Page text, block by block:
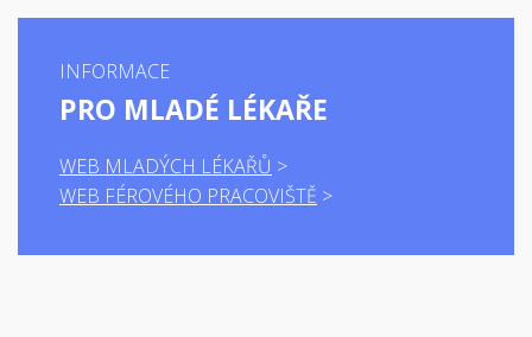
INFORMACE
PRO MLADÉ LÉKAŘE
WEB MLADÝCH LÉKAŘŮ
WEB FÉROVÉHO PRACOVIŠTĚ